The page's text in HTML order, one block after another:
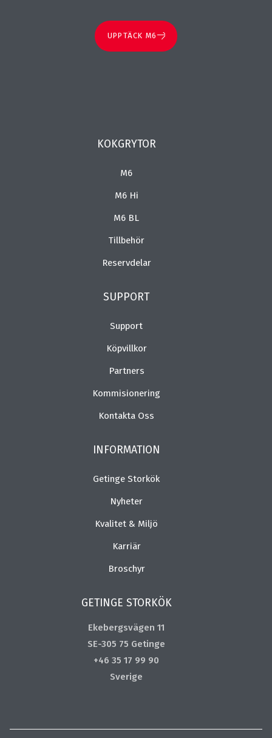
UPPTÄCK M6
KOKGRYTOR
M6
M6 Hi
M6 BL
Tillbehör
Reservdelar
SUPPORT
Support
Köpvillkor
Partners
Kommisionering
Kontakta Oss
INFORMATION
Getinge Storkök
Nyheter
Kvalitet & Miljö
Karriär
Broschyr
GETINGE STORKÖK
Ekebergsvägen 11
SE-305 75 Getinge
+46 35 17 99 90
Sverige